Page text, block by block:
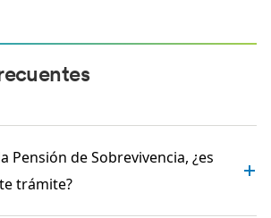
Pensión de Sobrevivencia, ¿es
trámite?